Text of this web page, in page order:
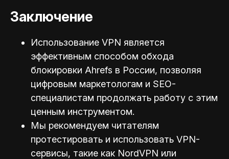
Заключение
Использование VPN является
эффективным способом обхода
блокировки Ahrefs в России, позволяя
цифровым маркетологам и SEO-
специалистам продолжать работу с этим
ценным инструментом.
Мы рекомендуем читателям
протестировать и использовать VPN-
сервисы, такие как NordVPN или